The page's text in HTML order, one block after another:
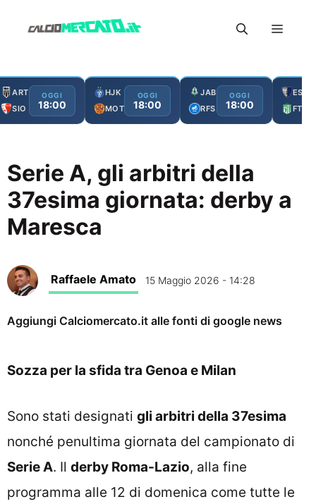
Menu
ART
SIO
OGGI
18:00
HJK
MOT
OGGI
18:00
JAB
RFS
OGGI
18:00
ESC
FTA
Serie A, gli arbitri della
37esima giornata: derby a
Maresca
Raffaele Amato 15 Maggio 2026 - 14:28
Aggiungi Calciomercato.it alle fonti di google news
Sozza per la sfida tra Genoa e Milan
Sono stati designati gli arbitri della 37esima
nonché penultima giornata del campionato di
Serie A. Il derby Roma-Lazio, alla fine
programma alle 12 di domenica come tutte le